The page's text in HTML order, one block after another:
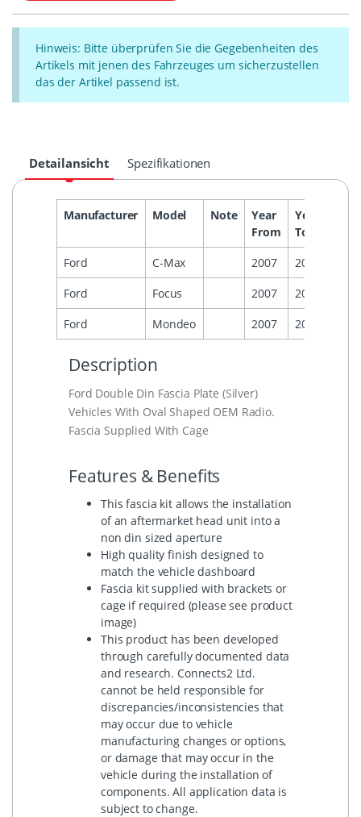
Hinweis: Bitte überprüfen Sie die Gegebenheiten des
Artikels mit jenen des Fahrzeuges um sicherzustellen
das der Artikel passend ist.
Detailansicht Spezifikationen
Manufacturer Model Note
Year
From
Year
To
Ford C-Max 2007
2010
Ford
Focus 2007
2011
Ford
Mondeo 2007 2014
Description
Ford Double Din Fascia Plate (Silver)
Vehicles With Oval Shaped OEM Radio.
Fascia Supplied With Cage
Features & Benefits
This fascia kit allows the installation
of an aftermarket head unit into a
non din sized aperture
High quality finish designed to
match the vehicle dashboard
Fascia kit supplied with brackets or
cage if required (please see product
image)
This product has been developed
through carefully documented data
and research. Connects2 Ltd.
cannot be held responsible for
discrepancies/inconsistencies that
may occur due to vehicle
manufacturing changes or options,
or damage that may occur in the
vehicle during the installation of
components. All application data is
subject to change.